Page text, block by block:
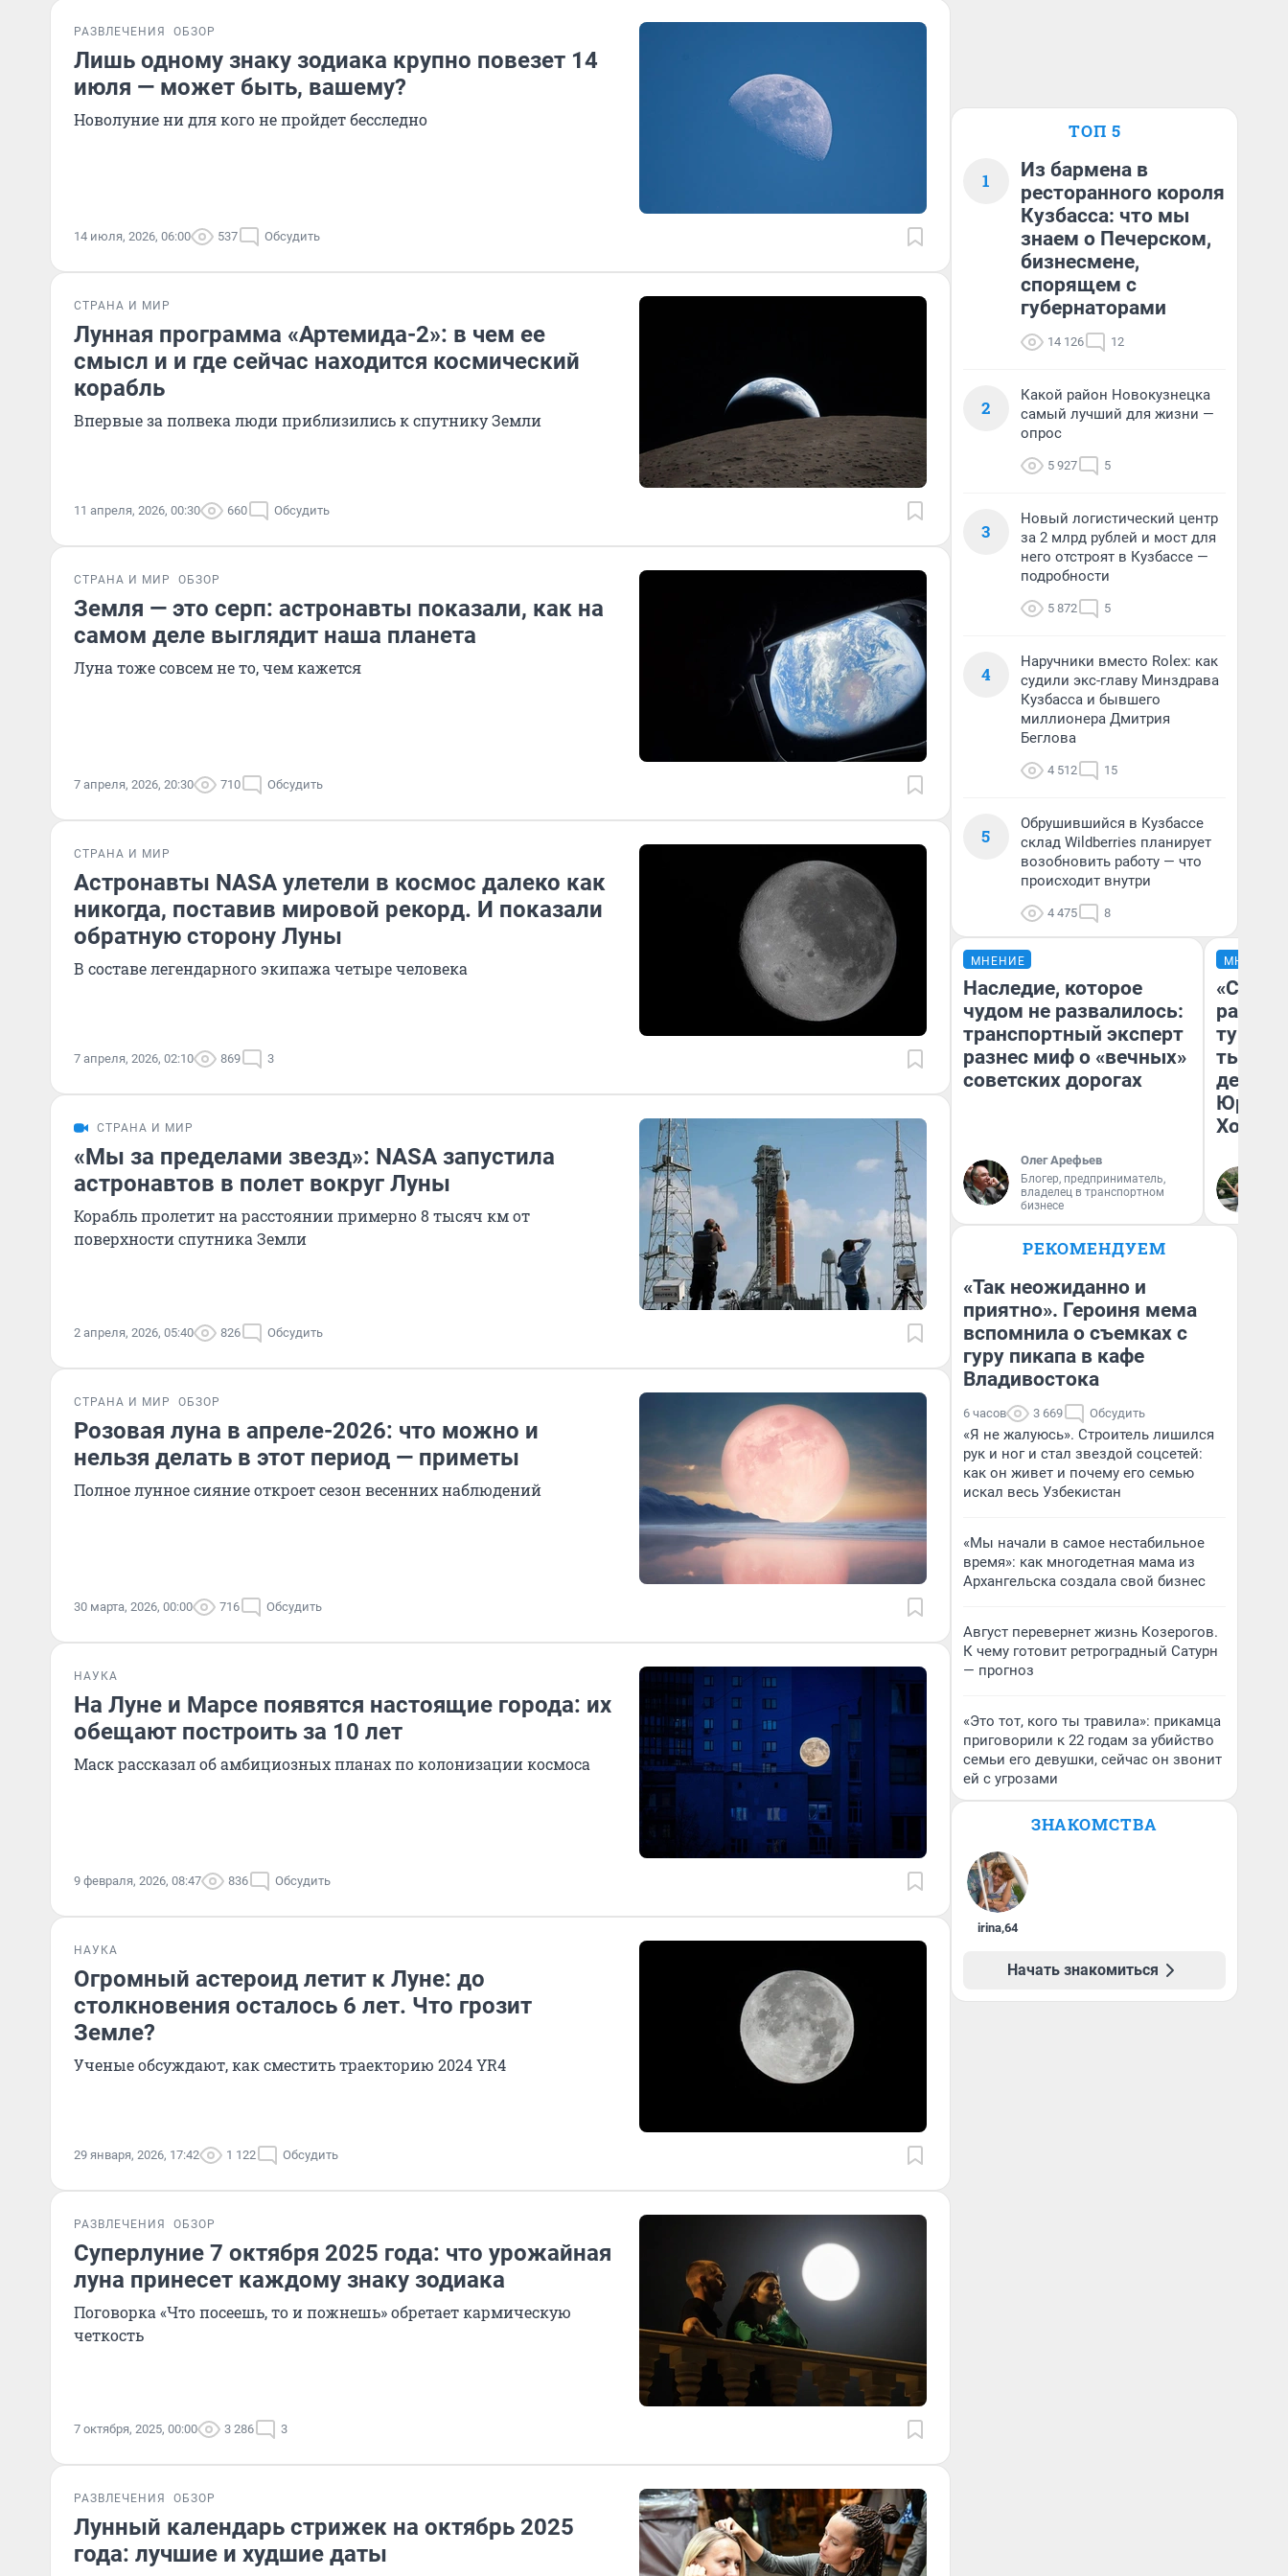
РАЗВЛЕЧЕНИЯ ОБЗОР
Лишь одному знаку зодиака крупно повезет 14
июля — может быть, вашему?
Новолуние ни для кого не пройдет бесследно
14 июля, 2026, 06:00 537 Обсудить
СТРАНА И МИР
Лунная программа «Артемида-2»: в чем ее
смысл и и где сейчас находится космический
корабль
Впервые за полвека люди приблизились к спутнику Земли
11 апреля, 2026, 00:30 660 Обсудить
СТРАНА И МИР ОБЗОР
Земля — это серп: астронавты показали, как на
самом деле выглядит наша планета
Луна тоже совсем не то, чем кажется
7 апреля, 2026, 20:30 710 Обсудить
СТРАНА И МИР
Астронавты NASA улетели в космос далеко как
никогда, поставив мировой рекорд. И показали
обратную сторону Луны
В составе легендарного экипажа четыре человека
7 апреля, 2026, 02:10 869 3
СТРАНА И МИР
«Мы за пределами звезд»: NASA запустила
астронавтов в полет вокруг Луны
Корабль пролетит на расстоянии примерно 8 тысяч км от
поверхности спутника Земли
2 апреля, 2026, 05:40 826 Обсудить
СТРАНА И МИР ОБЗОР
Розовая луна в апреле-2026: что можно и
нельзя делать в этот период — приметы
Полное лунное сияние откроет сезон весенних наблюдений
30 марта, 2026, 00:00 716 Обсудить
НАУКА
На Луне и Марсе появятся настоящие города: их
обещают построить за 10 лет
Маск рассказал об амбициозных планах по колонизации космоса
9 февраля, 2026, 08:47 836 Обсудить
НАУКА
Огромный астероид летит к Луне: до
столкновения осталось 6 лет. Что грозит
Земле?
Ученые обсуждают, как сместить траекторию 2024 YR4
29 января, 2026, 17:42 1 122 Обсудить
РАЗВЛЕЧЕНИЯ ОБЗОР
Суперлуние 7 октября 2025 года: что урожайная
луна принесет каждому знаку зодиака
Поговорка «Что посеешь, то и пожнешь» обретает кармическую
четкость
7 октября, 2025, 00:00 3 286 3
РАЗВЛЕЧЕНИЯ ОБЗОР
Лунный календарь стрижек на октябрь 2025
года: лучшие и худшие даты
ТОП 5
1
Из бармена в
ресторанного короля
Кузбасса: что мы
знаем о Печерском,
бизнесмене,
спорящем с
губернаторами
14 126 12
2
Какой район Новокузнецка
самый лучший для жизни —
опрос
5 927 5
3
Новый логистический центр
за 2 млрд рублей и мост для
него отстроят в Кузбассе —
подробности
5 872 5
4
Наручники вместо Rolex: как
судили экс-главу Минздрава
Кузбасса и бывшего
миллионера Дмитрия
Беглова
4 512 15
5
Обрушившийся в Кузбассе
склад Wildberries планирует
возобновить работу — что
происходит внутри
4 475 8
МНЕНИЕ
Наследие, которое
чудом не развалилось:
транспортный эксперт
разнес миф о «вечных»
советских дорогах
Олег Арефьев
Блогер, предприниматель,
владелец в транспортном
бизнесе
МНЕНИЕ
тысяч,
день
РЕКОМЕНДУЕМ
«Так неожиданно и
приятно». Героиня мема
вспомнила о съемках с
гуру пикапа в кафе
Владивостока
6 часов 3 669 Обсудить
«Я не жалуюсь». Строитель лишился
рук и ног и стал звездой соцсетей:
как он живет и почему его семью
искал весь Узбекистан
«Мы начали в самое нестабильное
время»: как многодетная мама из
Архангельска создала свой бизнес
Август перевернет жизнь Козерогов.
К чему готовит ретроградный Сатурн
— прогноз
«Это тот, кого ты травила»: прикамца
приговорили к 22 годам за убийство
семьи его девушки, сейчас он звонит
ей с угрозами
ЗНАКОМСТВА
irina,64
Начать знакомиться